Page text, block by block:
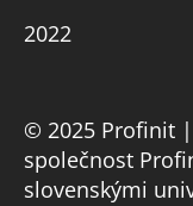
2022
© 2025 Profinit |
společnost
slovenskými